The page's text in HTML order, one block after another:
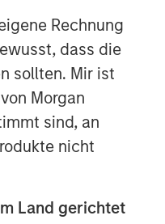
Rechnung
dass die
sollten. Mir ist
Morgan
sind, an
nicht
Land gerichtet
Our
flexible,
leading
equity-